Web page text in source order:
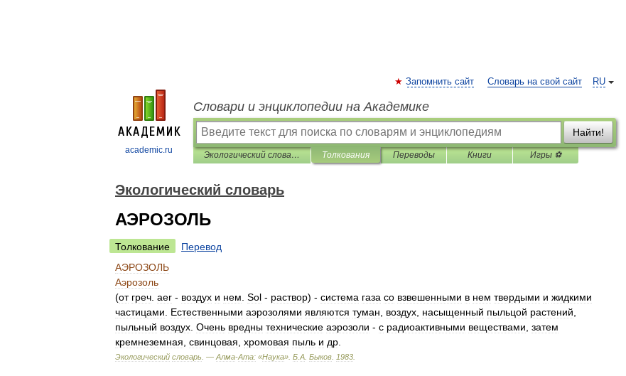
academic.ru
RU
Запомнить сайт Словарь на свой сайт
Словари и энциклопедии на Академике
Найти!
Экологический словарь Толкования Переводы Книги Игры ⚽
Экологический словарь
АЭРОЗОЛЬ
Толкование
Перевод
АЭРОЗОЛЬ
Аэрозоль
(от греч аеr - воздух и нем Sol - раствор) - система газа со взвешенными в нем твердыми и жидкими
частицами
Естественными аэрозолями являются туман воздух насыщенный пыльцой растений
пыльный воздух Очень вредны технические аэрозоли - с радиоактивными веществами затем
кремнеземная свинцовая хромовая пыль и др
Экологический словарь . — Алма-Ата: «Наука» Б А Быков 1983